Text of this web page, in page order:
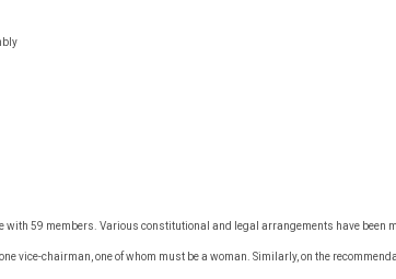
59 members. Various constitutional and legal arrangements have been
vice-chairman, one of whom must be a woman. Similarly, on the